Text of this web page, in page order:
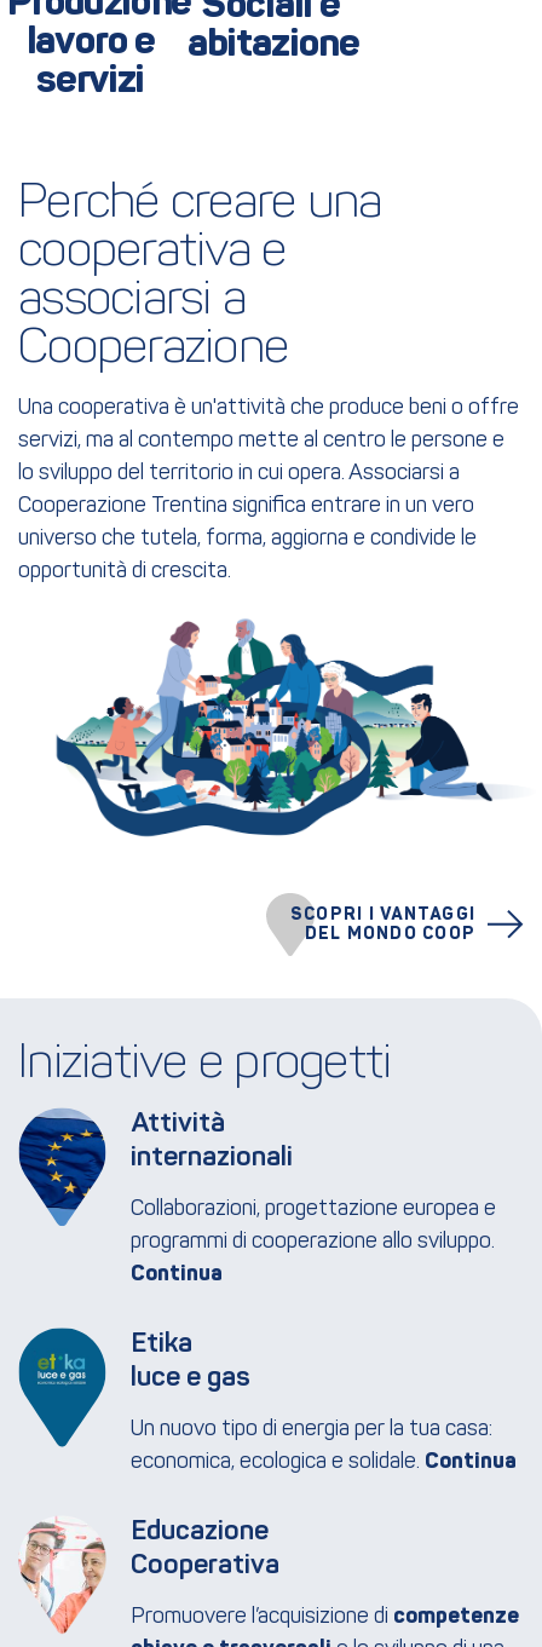
lavoro e
servizi
abitazione
Perché creare una
cooperativa e
associarsi a
Cooperazione
SCOPRI I VANTAGGI
DEL MONDO COOP
Una cooperativa è un'attività che produce beni o offre
servizi, ma al contempo mette al centro le persone e
lo sviluppo del territorio in cui opera. Associarsi a
Cooperazione Trentina significa entrare in un vero
universo che tutela, forma, aggiorna e condivide le
opportunità di crescita.
Iniziative e progetti
Attività
internazionali
Collaborazioni, progettazione europea e
programmi di cooperazione allo sviluppo.
Etika
luce e gas
Un nuovo tipo di energia per la tua casa:
economica, ecologica e solidale.
Educazione
Cooperativa
Promuovere l’acquisizione di competenze